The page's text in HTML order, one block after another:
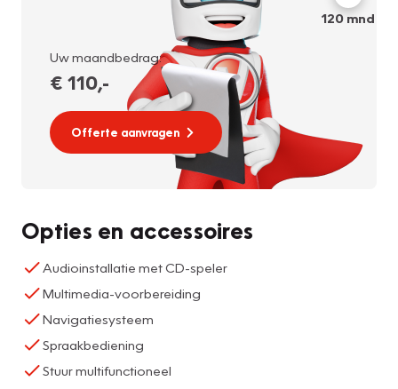
120mnd
Uw maandbedrag:
€ 110,-
Offerte aanvragen
Opties en accessoires
Audioinstallatie met CD-speler
Multimedia-voorbereiding
Navigatiesysteem
Spraakbediening
Stuur multifunctioneel